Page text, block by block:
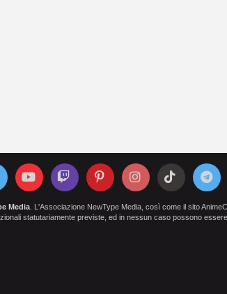
Media. L'Associazione NewType Media, così come il sito
statutariamente previste, ed in nessun caso possono